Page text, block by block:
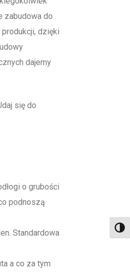
zabudowa do
dzięki
dajemy
się do
o grubości
podnoszą
Standardowa
a co za tym